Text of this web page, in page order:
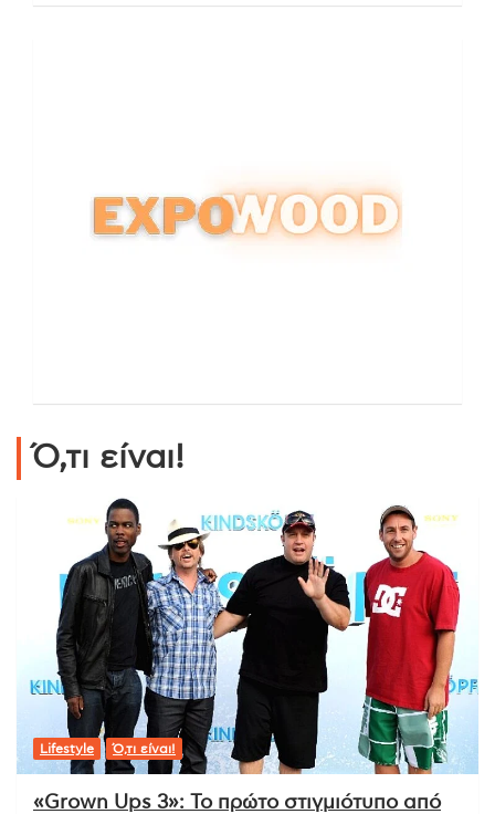
Ό,τι είναι!
Lifestyle Ό,τι είναι!
«Grown Ups 3»: Το πρώτο στιγμιότυπο από